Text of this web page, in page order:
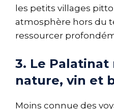
les petits villages
atmosphère hors du
ressourcer
3. Le Palatinat
nature, vin et
Moins connue des